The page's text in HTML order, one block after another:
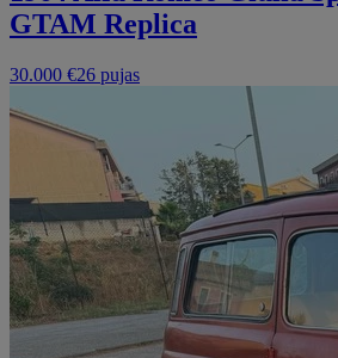
GTAM Replica
30.000 €26 pujas